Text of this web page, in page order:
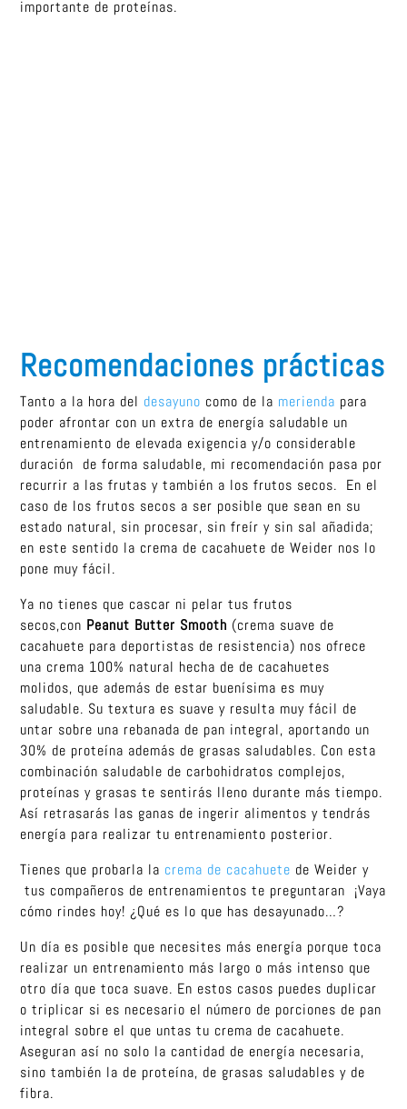
importante de proteínas.
Recomendaciones prácticas
Tanto a la hora del desayuno como de la merienda para
poder afrontar con un extra de energía saludable un
entrenamiento de elevada exigencia y/o considerable
duración de forma saludable, mi recomendación pasa por
recurrir a las frutas y también a los frutos secos. En el
caso de los frutos secos a ser posible que sean en su
estado natural, sin procesar, sin freír y sin sal añadida;
en este sentido la crema de cacahuete de Weider nos lo
pone muy fácil.
Ya no tienes que cascar ni pelar tus frutos
secos,con Peanut Butter Smooth (crema suave de
cacahuete para deportistas de resistencia) nos ofrece
una crema 100% natural hecha de de cacahuetes
molidos, que además de estar buenísima es muy
saludable. Su textura es suave y resulta muy fácil de
untar sobre una rebanada de pan integral, aportando un
30% de proteína además de grasas saludables. Con esta
combinación saludable de carbohidratos complejos,
proteínas y grasas te sentirás lleno durante más tiempo.
Así retrasarás las ganas de ingerir alimentos y tendrás
energía para realizar tu entrenamiento posterior.
Tienes que probarla la crema de cacahuete de Weider y
tus compañeros de entrenamientos te preguntaran ¡Vaya
cómo rindes hoy! ¿Qué es lo que has desayunado…?
Un día es posible que necesites más energía porque toca
realizar un entrenamiento más largo o más intenso que
otro día que toca suave. En estos casos puedes duplicar
o triplicar si es necesario el número de porciones de pan
integral sobre el que untas tu crema de cacahuete.
Aseguran así no solo la cantidad de energía necesaria,
sino también la de proteína, de grasas saludables y de
fibra.